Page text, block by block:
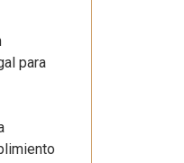
para